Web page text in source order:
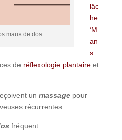
maux de dos
lâc
he
’M
an
s
de réflexologie plantaireet
un massagepour
récurrentes.
fréquent …